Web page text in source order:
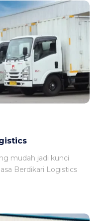
mudah jadi kunci
Berdikari Logistics